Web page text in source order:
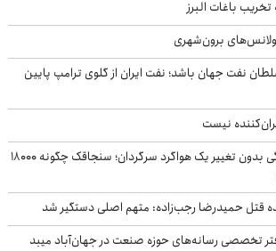
باغات البرز
برون‌شهری
نفت جهان باشد؛ نفت ایران از گلوی ترامپ پایین
نیست
۲۰۰ میلیون سال زندگی بدون تغییر یک هواگرد سرگردان؛ سنجاقک‌ چگونه ۱۸۰۰۰
قتل حمیدرضا رجب‌زاده: متهم اصلی دستگیر شد
تخصصی رسانه‌های حوزه صنعت در جهان‌آباد میبد